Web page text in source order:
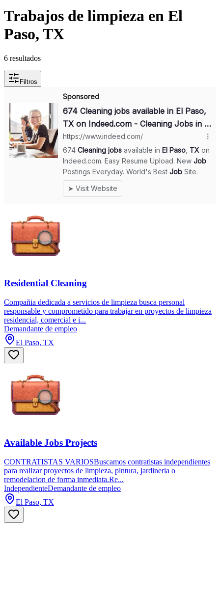
Trabajos de limpieza en El
Paso, TX
6 resultados
Filtros
Residential Cleaning
Compañia dedicada a servicios de limpieza busca personal
responsable y comprometido para trabajar en proyectos de limpieza
residencial, comercial e i...
Demandante de empleo
El Paso, TX
Available Jobs Projects
CONTRATISTAS VARIOSBuscamos contratistas independientes
para realizar proyectos de limpieza, pintura, jardineria o
remodelacion de forma inmediata.Re...
IndependienteDemandante de empleo
El Paso, TX